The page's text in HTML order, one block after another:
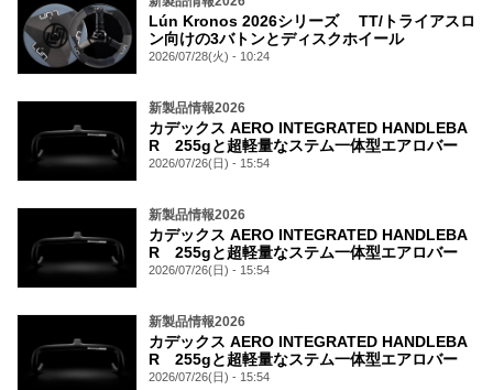
Lún Kronos 2026シリーズ TT/トライアスロ
ン向けの3バトンとディスクホイール
2026/07/28(火) - 10:24
新製品情報2026
カデックス AERO INTEGRATED HANDLEBA
R 255gと超軽量なステム一体型エアロバー
2026/07/26(日) - 15:54
新製品情報2026
カデックス AERO INTEGRATED HANDLEBA
R 255gと超軽量なステム一体型エアロバー
2026/07/26(日) - 15:54
新製品情報2026
カデックス AERO INTEGRATED HANDLEBA
R 255gと超軽量なステム一体型エアロバー
2026/07/26(日) - 15:54